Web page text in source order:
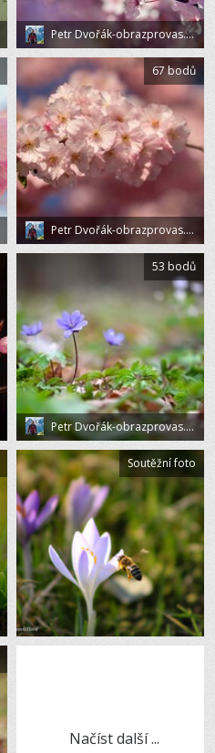
Petr Dvořák-obrazprovas.cz
Petr Dvořák-obrazprovas.cz
67 bodů
Petr Dvořák-obrazprovas.cz
53 bodů
Soutěžní foto
Načíst další ...